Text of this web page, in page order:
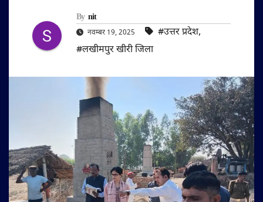
By nit
नवम्बर 19, 2025 #उत्तर प्रदेश,
#लखीमपुर खीरी जिला